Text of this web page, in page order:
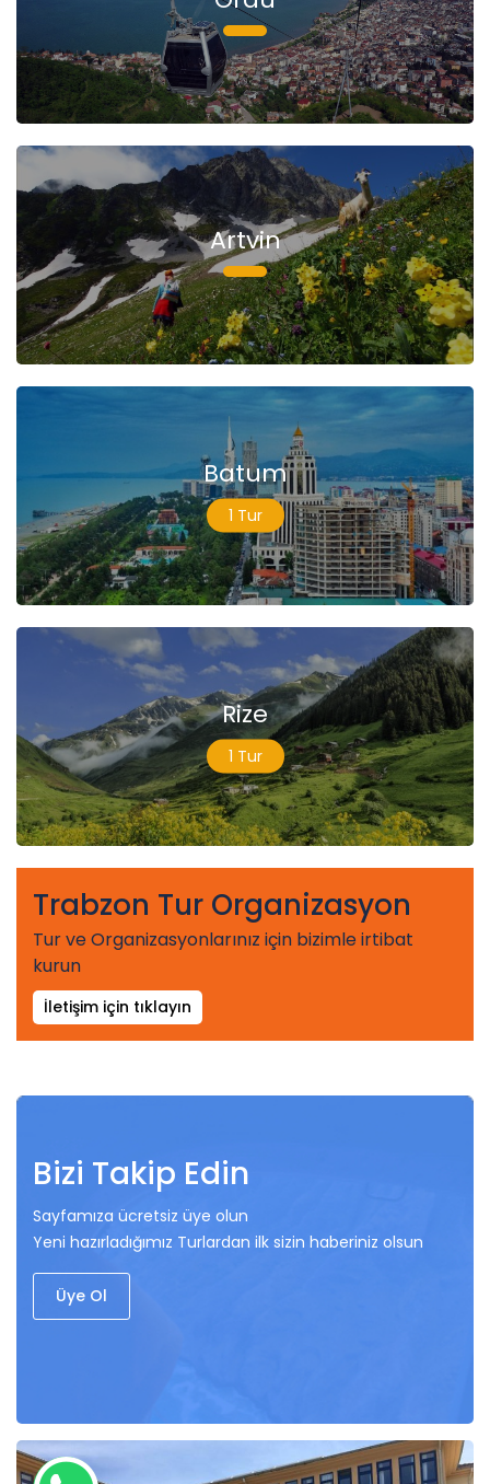
Artvin
Batum
1 Tur
Rize
1 Tur
Trabzon Tur Organizasyon
Tur ve Organizasyonlarınız için bizimle irtibat
kurun
İletişim için tıklayın
Bizi Takip Edin
Sayfamıza ücretsiz üye olun
Yeni hazırladığımız Turlardan ilk sizin haberiniz olsun
Üye Ol